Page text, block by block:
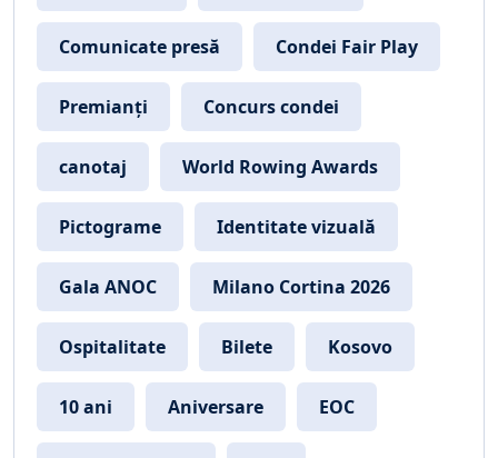
Comunicate presă Condei Fair Play
Premianți Concurs condei
canotaj World Rowing Awards
Pictograme Identitate vizuală
Gala ANOC Milano Cortina 2026
Ospitalitate Bilete Kosovo
10 ani Aniversare EOC